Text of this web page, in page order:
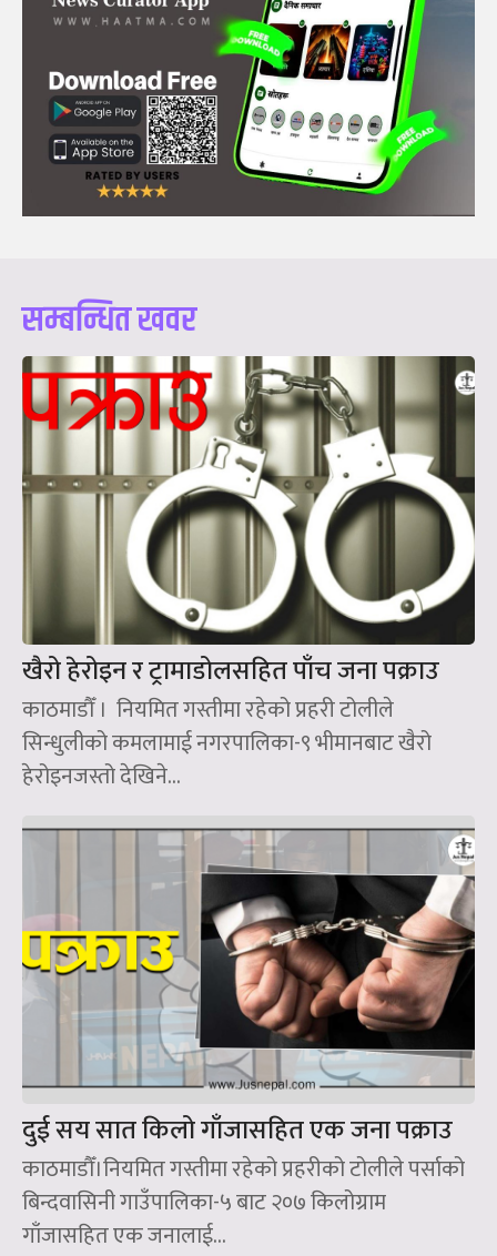
सम्बन्धित खवर
खैरो हेरोइन र ट्रामाडोलसहित पाँच जना पक्राउ
काठमाडौँ । नियमित गस्तीमा रहेको प्रहरी टोलीले
सिन्धुलीको कमलामाई नगरपालिका-९ भीमानबाट खैरो
हेरोइनजस्तो देखिने...
दुई सय सात किलो गाँजासहित एक जना पक्राउ
काठमाडौँ।नियमित गस्तीमा रहेको प्रहरीको टोलीले पर्साको
बिन्दवासिनी गाउँपालिका-५ बाट २०७ किलोग्राम
गाँजासहित एक जनालाई...